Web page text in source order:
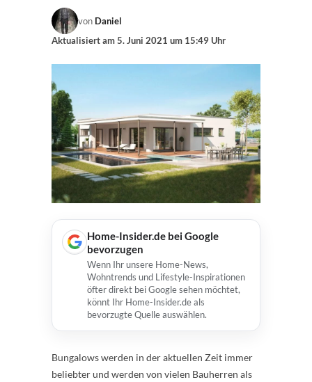
von Daniel
Aktualisiert am5. Juni 2021 um 15:49 Uhr
Home-Insider.de bei Google
bevorzugen
Wenn Ihr unsere Home-News,
Wohntrends und Lifestyle-Inspirationen
öfter direkt bei Google sehen möchtet,
könnt Ihr Home-Insider.de als
bevorzugte Quelle auswählen.
Bungalows werden in der aktuellen Zeit immer
beliebter und werden von vielen Bauherren als